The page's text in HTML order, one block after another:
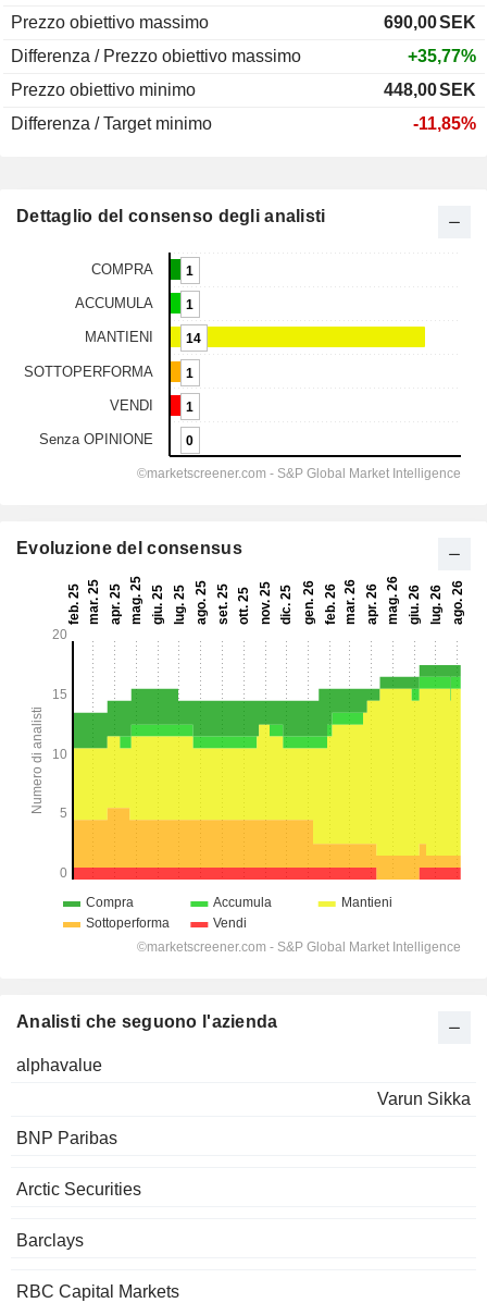
Prezzo obiettivo massimo
690,00SEK
Differenza / Prezzo obiettivo massimo
+35,77%
Prezzo obiettivo minimo
448,00SEK
Differenza / Target minimo
-11,85%
Dettaglio del consenso degli analisti
Evoluzione del consensus
Analisti che seguono l'azienda
alphavalue
Varun Sikka
BNP Paribas
Arctic Securities
Barclays
RBC Capital Markets